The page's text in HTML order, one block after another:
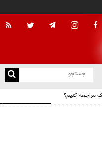
مراجعه کنیم؟